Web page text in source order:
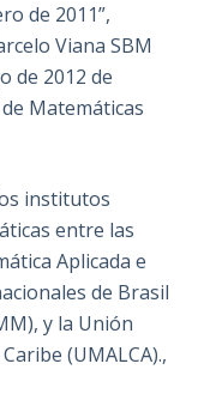
de 2011”,
Viana SBM
de 2012 de
Matemáticas
institutos
entre las
Aplicada e
de Brasil
y la Unión
(UMALCA).,